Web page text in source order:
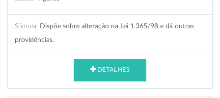
Súmula: Dispõe sobre alteração na Lei 1.365/98 e dá outras
providências.
DETALHES